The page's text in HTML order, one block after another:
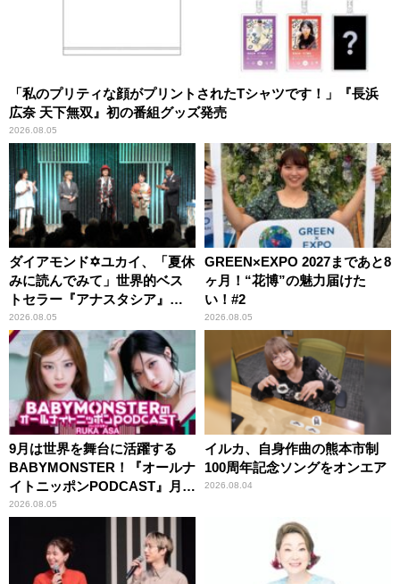
「私のプリティな顔がプリントされたTシャツです！」『長浜
広奈 天下無双』初の番組グッズ発売
2026.08.05
ダイアモンド✡ユカイ、「夏休
みに読んでみて」世界的ベス
トセラー『アナスタシア』を
紹介
2026.08.05
GREEN×EXPO 2027まであと8
ヶ月！“花博”の魅力届けた
い！#2
2026.08.05
9月は世界を舞台に活躍する
BABYMONSTER！『オールナ
イトニッポンPODCAST』月替
わりパーソナリティ
2026.08.05
イルカ、自身作曲の熊本市制
100周年記念ソングをオンエア
2026.08.04